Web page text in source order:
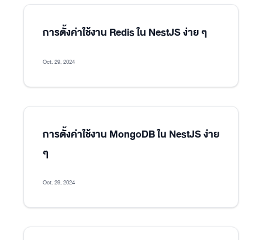
การตั้งค่าใช้งาน Redis ใน NestJS ง่าย ๆ
Oct. 29, 2024
การตั้งค่าใช้งาน MongoDB ใน NestJS ง่าย
ๆ
Oct. 29, 2024